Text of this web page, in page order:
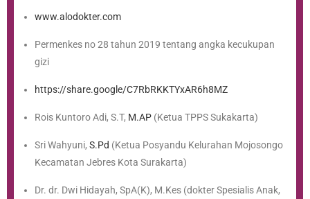
www.alodokter.com
Permenkes no 28 tahun 2019 tentang angka kecukupan
gizi
https://share.google/C7RbRKKTYxAR6h8MZ
Rois Kuntoro Adi, S.T, M.AP (Ketua TPPS Sukakarta)
Sri Wahyuni, S.Pd (Ketua Posyandu Kelurahan Mojosongo
Kecamatan Jebres Kota Surakarta)
Dr. dr. Dwi Hidayah, SpA(K), M.Kes (dokter Spesialis Anak,